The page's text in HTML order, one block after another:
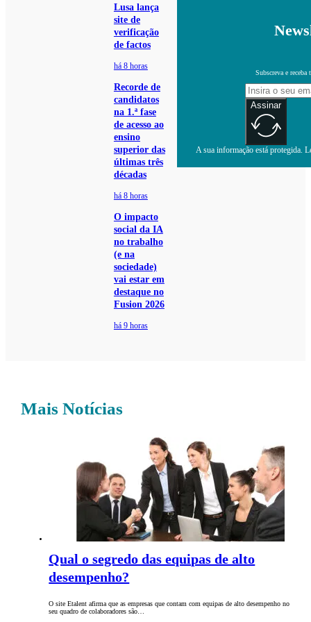
Lusa lança
site de
verificação
de factos
há 8 horas
Recorde de
candidatos
na 1.ª fase
de acesso ao
ensino
superior das
últimas três
décadas
há 8 horas
O impacto
social da IA
no trabalho
(e na
sociedade)
vai estar em
destaque no
Fusion 2026
há 9 horas
Subscreva e receba
Assinar
A sua informação está protegida.
Mais Notícias
Qual o segredo das equipas de alto
desempenho?
O site Etalent afirma que as empresas que contam com equipas de alto desempenho no
seu quadro de colaboradores são…